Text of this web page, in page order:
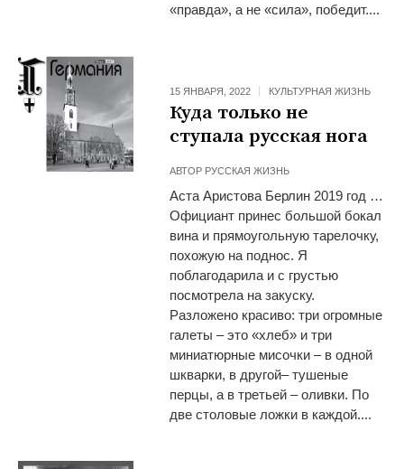
«правда», а не «сила», победит....
15 ЯНВАРЯ, 2022 КУЛЬТУРНАЯ ЖИЗНЬ
Куда только не
ступала русская нога
АВТОР РУССКАЯ ЖИЗНЬ
Аста Аристова Берлин 2019 год …
Официант принес большой бокал
вина и прямоугольную тарелочку,
похожую на поднос. Я
поблагодарила и с грустью
посмотрела на закуску.
Разложено красиво: три огромные
галеты – это «хлеб» и три
миниатюрные мисочки – в одной
шкварки, в другой– тушеные
перцы, а в третьей – оливки. По
две столовые ложки в каждой....